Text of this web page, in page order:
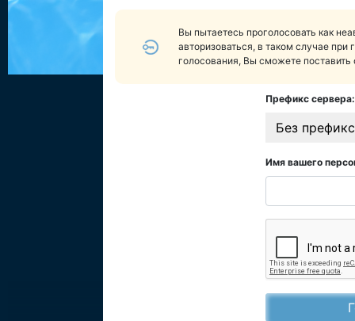
Вы пытаетесь проголосовать как
авторизоваться, в таком случае при
голосования, Вы сможете поставить
Префикс сервера:
Без
Имя вашего